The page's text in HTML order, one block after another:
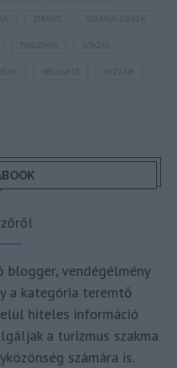
STRAND SZAKMAI CIKKEK
TURIZMUS UTAZÁS
WIZZAIR
blogger, vendégélmény
a kategória teremtő
hiteles információ
a turizmus szakma
számára is.